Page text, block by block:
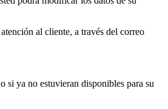
al cliente, a través del correo
si ya no estuvieran disponibles para su